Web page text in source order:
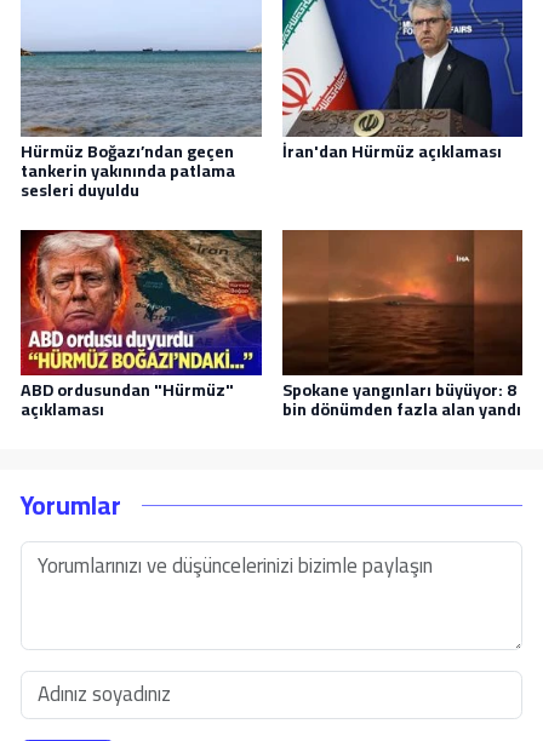
Hürmüz Boğazı’ndan geçen
tankerin yakınında patlama
sesleri duyuldu
İran'dan Hürmüz açıklaması
ABD ordusundan "Hürmüz"
açıklaması
Spokane yangınları büyüyor: 8
bin dönümden fazla alan yandı
Yorumlar